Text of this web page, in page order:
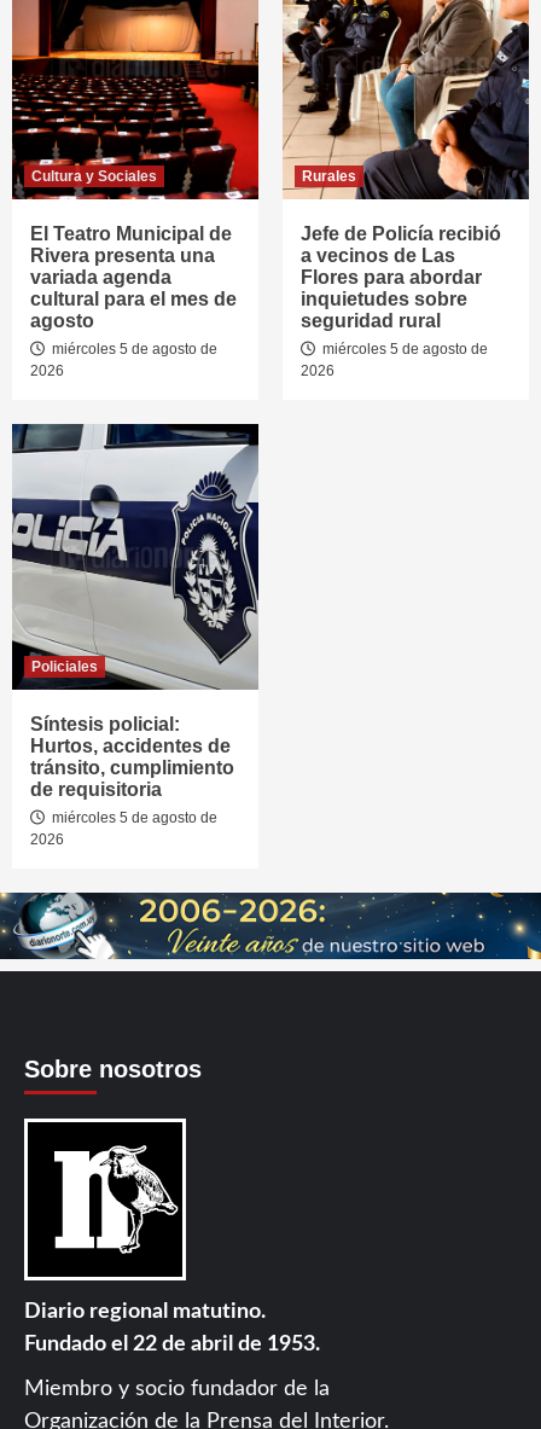
Cultura y Sociales
El Teatro Municipal de
Rivera presenta una
variada agenda
cultural para el mes de
agosto
miércoles 5 de agosto de
2026
Rurales
Jefe de Policía recibió
a vecinos de Las
Flores para abordar
inquietudes sobre
seguridad rural
miércoles 5 de agosto de
2026
Policiales
Síntesis policial:
Hurtos, accidentes de
tránsito, cumplimiento
de requisitoria
miércoles 5 de agosto de
2026
Sobre nosotros
Diario regional matutino.
Fundado el 22 de abril de 1953.
Miembro y socio fundador de la
Organización de la Prensa del Interior.